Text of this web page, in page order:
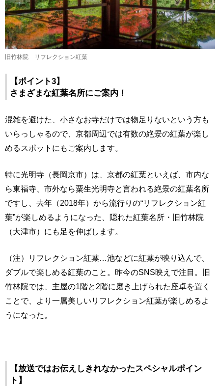
旧竹林院 リフレクション紅葉
【ポイント3】
さまざまな紅葉名所にご案内！
混雑を避けた、小さなお寺だけでは物足りないという方も
いらっしゃるので、京都周辺では有数の絶景の紅葉が楽し
めるスポットにもご案内します。
特に光明寺（長岡京市）は、京都の紅葉といえば、市内な
ら東福寺、市外なら粟生光明寺と言われる絶景の紅葉名所
ですし、去年（2018年）から流行りの“リフレクション紅
葉”が楽しめるようになった、隠れた紅葉名所・旧竹林院
（大津市）にも足を伸ばします。
（注）リフレクション紅葉…池などに紅葉が映り込んで、
ダブルで楽しめる紅葉のこと。昨今のSNS映えで注目。旧
竹林院では、主屋の1階と2階に磨き上げられた座卓を置く
ことで、より一層美しいリフレクション紅葉が楽しめるよ
うになった。
【放送ではお伝えしきれなかったスペシャルポイン
ト】